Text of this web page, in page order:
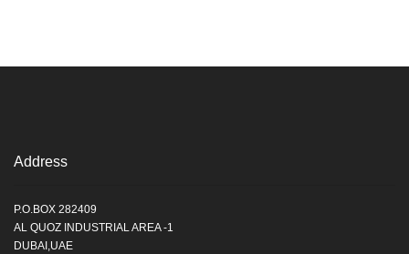
Address
P.O.BOX 282409
AL QUOZ INDUSTRIAL AREA -1
DUBAI,UAE